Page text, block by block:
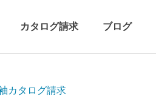
カタログ請求 ブログ
カタログ請求